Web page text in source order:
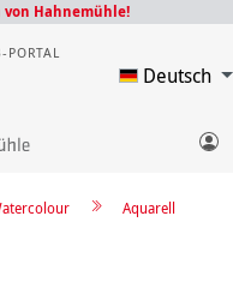
von Hahnemühle!
Deutsch
Aquarell